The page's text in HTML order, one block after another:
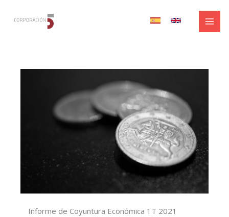
Informe de Coyuntura Económica 1T 2021